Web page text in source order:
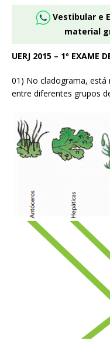
Vestibular e
material
UERJ 2015 – 1º EXAME
01) No cladograma, está
entre diferentes grupos